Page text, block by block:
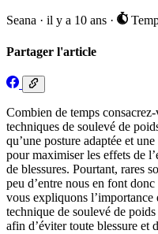
Seana · il y a 10 ans ·
Partager l'article
Combien de temps
techniques de soulevé de
qu’une posture adaptée et
pour maximiser les effets de
de blessures. Pourtant, rares
peu d’entre nous en font
vous expliquons l’importance
technique de soulevé de
afin d’éviter toute blessure et